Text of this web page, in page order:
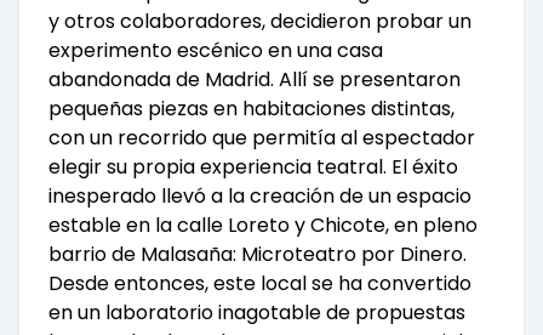
y otros colaboradores, decidieron probar un
experimento escénico en una casa
abandonada de Madrid. Allí se presentaron
pequeñas piezas en habitaciones distintas,
con un recorrido que permitía al espectador
elegir su propia experiencia teatral. El éxito
inesperado llevó a la creación de un espacio
estable en la calle Loreto y Chicote, en pleno
barrio de Malasaña: Microteatro por Dinero.
Desde entonces, este local se ha convertido
en un laboratorio inagotable de propuestas